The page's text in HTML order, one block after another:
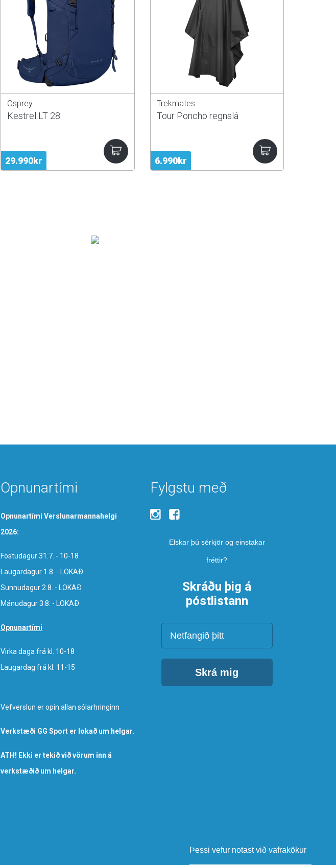
Þessi vefur notast við vafrakökur
29.990kr
Osprey
Kestrel LT 28
6.990kr
Trekmates
Tour Poncho regnslá
Opnunartími
Opnunartími Verslunarmannahelgi
2026:
Föstudagur 31.7. - 10-18
Laugardagur 1.8. - LOKAÐ
Sunnudagur 2.8. - LOKAÐ
Mánudagur 3.8. - LOKAÐ
Opnunartími
Virka daga frá kl. 10-18
Laugardag frá kl. 11-15
Vefverslun er opin allan sólarhringinn
Verkstæði GG Sport er lokað um helgar.
ATH! Ekki er tekið við vörum inn á
verkstæðið um helgar.
Fylgstu með
Elskar þú sérkjör og einstakar
fréttir?
Skráðu þig á
póstlistann
Netfang
Skrá mig